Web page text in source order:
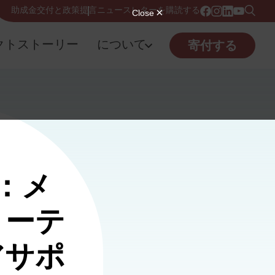
助成金交付と政策提言 ニュースレターを購読する
トストーリー について 寄付する
メ
テ
ポ